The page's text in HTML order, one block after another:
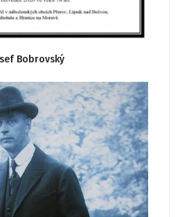
Bobrovský